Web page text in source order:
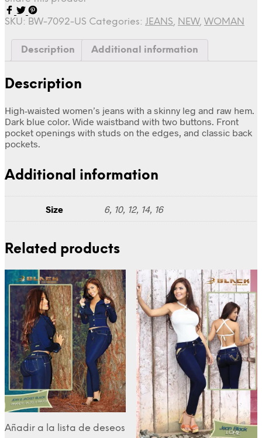
SKU: BW-7092-US Categories: JEANS, NEW, WOMAN
Description Additional information
Description
High-waisted women’s jeans with a skinny leg and raw hem.
Dark blue color. Wide waistband with two buttons. Front
pocket openings with studs on the edges, and classic back
pockets.
Additional information
Size 6, 10, 12, 14, 16
Related products
Añadir a la lista de deseos